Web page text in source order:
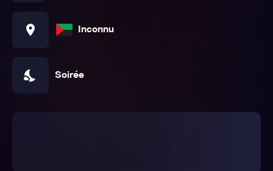
location_on Inconnu
nights_stay Soirée